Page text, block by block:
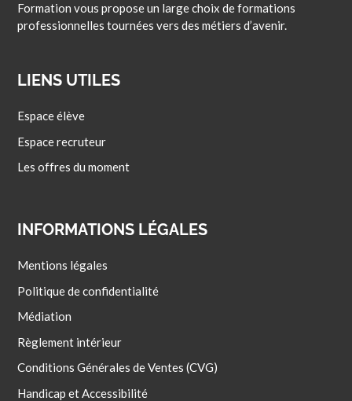
Formation vous propose un large choix de formations
professionnelles tournées vers des métiers d’avenir.
LIENS UTILES
Espace élève
Espace recruteur
Les offres du moment
INFORMATIONS LÉGALES
Mentions légales
Politique de confidentialité
Médiation
Règlement intérieur
Conditions Générales de Ventes (CVG)
Handicap et Accessibilité